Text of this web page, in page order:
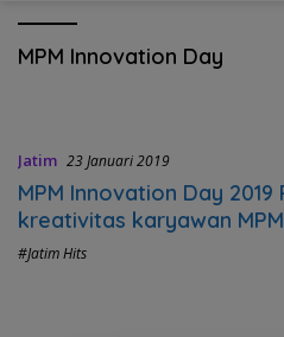
MPM Innovation Day
Jatim 23 Januari 2019
MPM Innovation Day 2019 Pesta Innovasi dan
kreativitas karyawan MPM
#Jatim Hits